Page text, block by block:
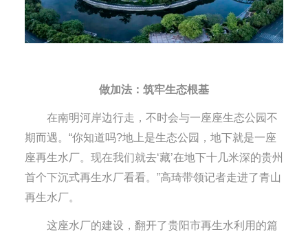
做加法：筑牢生态根基
在南明河岸边行走，不时会与一座座生态公园不
期而遇。“你知道吗?地上是生态公园，地下就是一座
座再生水厂。现在我们就去‘藏’在地下十几米深的贵州
首个下沉式再生水厂看看。”高琦带领记者走进了青山
再生水厂。
这座水厂的建设，翻开了贵阳市再生水利用的篇